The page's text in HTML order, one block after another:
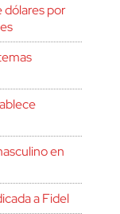
dólares por
en
a Fidel